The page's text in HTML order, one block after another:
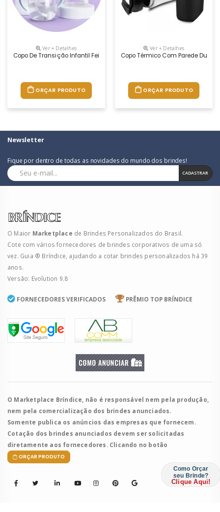
Ver + Detalhes
Copo De Transição Infantil Feito Em Plástico Com Capacidade De
ORÇAR PRODUTO
Ver + Detalhes
Copo Térmico Com Parede
ORÇAR PRODUTO
Newsletter
Fique por dentro de todas as novidades do mundo dos brindes!
CADASTRAR
O Maior Marketplace de Brindes Personalizados do Brasil.
Cote com vários fornecedores de brindes corporativos de uma só
vez. Guia ® Bríndice, ajudando a cotar brindes personalizados há 39
anos.
Versão: Evolution 9.8
FORNECEDORES VERIFICADOS PRÊMIO TOP BRÍNDICE
O Marketplace Bríndice, não é responsável nem pela produção,
nem pela comercialização dos brindes anunciados.
Somente publica os anúncios das empresas que fornecem.
Cotação dos brindes anunciados devem ser solicitadas
diretamente aos fornecedores. Clicando no botão
ORÇAR PRODUTO
Como Orçar
seu Brinde?
Clique Aqui!